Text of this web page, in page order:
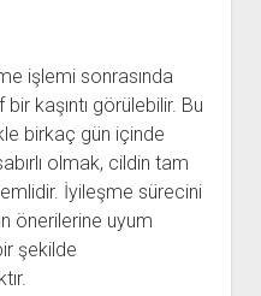
işlemi sonrasında
bir kaşıntı görülebilir. Bu
birkaç gün içinde
olmak, cildin tam
İyileşme sürecini
önerilerine uyum
şekilde